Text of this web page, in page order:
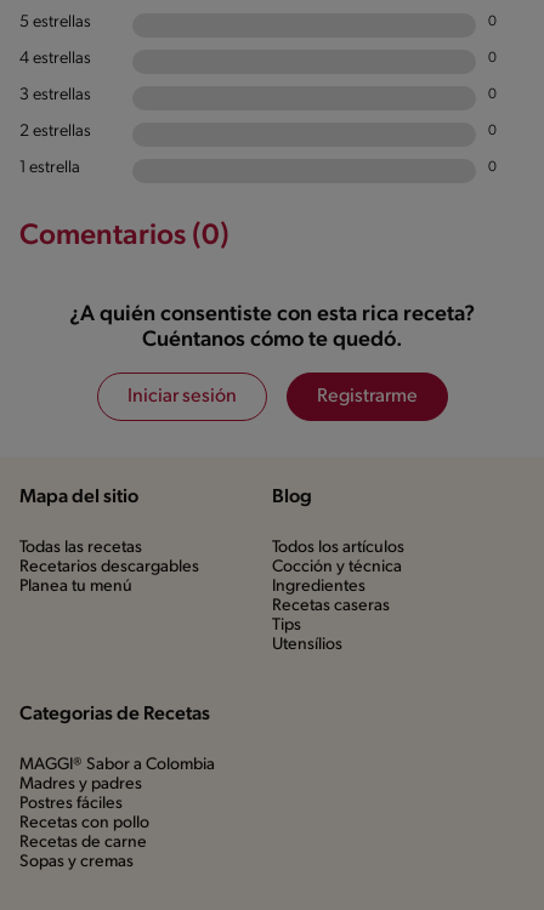
5 estrellas 0
4 estrellas 0
3 estrellas 0
2 estrellas 0
1 estrella 0
Comentarios (0)
¿A quién consentiste con esta rica receta?
Cuéntanos cómo te quedó.
Iniciar sesión Registrarme
Mapa del sitio
Todas las recetas
Recetarios descargables
Planea tu menú
Blog
Todos los artículos
Cocción y técnica
Ingredientes
Recetas caseras
Tips
Utensílios
Categorias de Recetas
MAGGI® Sabor a Colombia
Madres y padres
Postres fáciles
Recetas con pollo
Recetas de carne
Sopas y cremas